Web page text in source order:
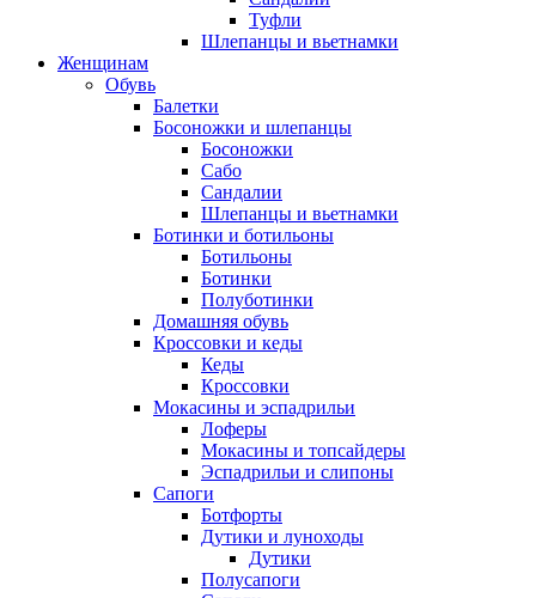
Туфли
Шлепанцы и вьетнамки
Женщинам
Обувь
Балетки
Босоножки и шлепанцы
Босоножки
Сабо
Сандалии
Шлепанцы и вьетнамки
Ботинки и ботильоны
Ботильоны
Ботинки
Полуботинки
Домашняя обувь
Кроссовки и кеды
Кеды
Кроссовки
Мокасины и эспадрильи
Лоферы
Мокасины и топсайдеры
Эспадрильи и слипоны
Сапоги
Ботфорты
Дутики и луноходы
Дутики
Полусапоги